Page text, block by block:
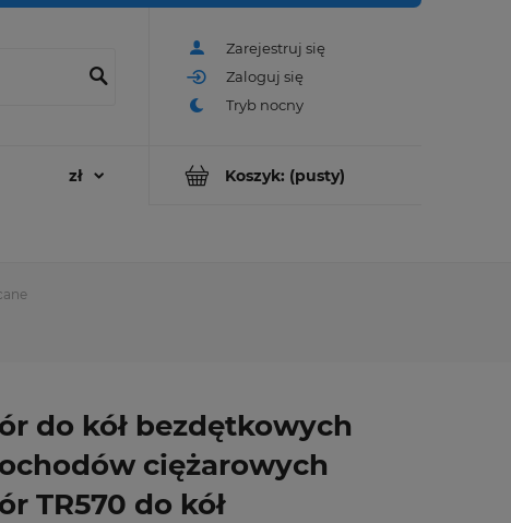
Zarejestruj się
Zaloguj się
Koszyk: (pusty)
do kół bezdętkowych
ciężarowych
TR570 do kół